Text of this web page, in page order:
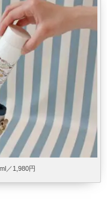
／1,980円